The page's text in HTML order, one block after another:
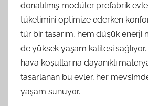
donatılmış modüler prefabrik
tüketimini optimize ederken
tür bir tasarım, hem düşük enerji
de yüksek yaşam kalitesi sağlıyor.
hava koşullarına dayanıklı
tasarlanan bu evler, her
yaşam sunuyor.